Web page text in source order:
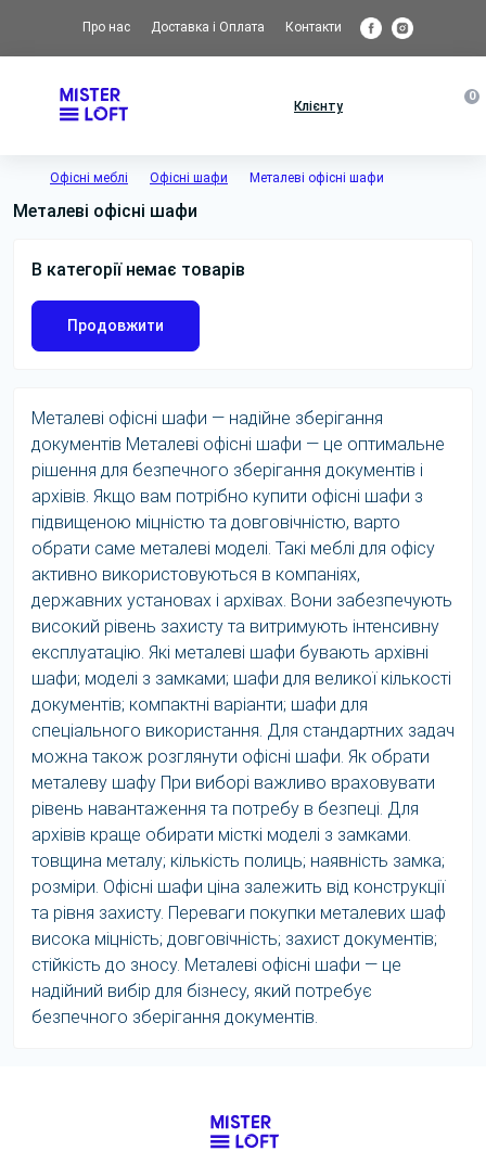
Про нас Доставка і Оплата Контакти
Клієнту
0
Офісні меблі Офісні шафи Металеві офісні шафи
Металеві офісні шафи
В категорії немає товарів
Продовжити
Металеві офісні шафи — надійне зберігання
документів Металеві офісні шафи — це оптимальне
рішення для безпечного зберігання документів і
архівів. Якщо вам потрібно купити офісні шафи з
підвищеною міцністю та довговічністю, варто
обрати саме металеві моделі. Такі меблі для офісу
активно використовуються в компаніях,
державних установах і архівах. Вони забезпечують
високий рівень захисту та витримують інтенсивну
експлуатацію. Які металеві шафи бувають архівні
шафи; моделі з замками; шафи для великої кількості
документів; компактні варіанти; шафи для
спеціального використання. Для стандартних задач
можна також розглянути офісні шафи. Як обрати
металеву шафу При виборі важливо враховувати
рівень навантаження та потребу в безпеці. Для
архівів краще обирати місткі моделі з замками.
товщина металу; кількість полиць; наявність замка;
розміри. Офісні шафи ціна залежить від конструкції
та рівня захисту. Переваги покупки металевих шаф
висока міцність; довговічність; захист документів;
стійкість до зносу. Металеві офісні шафи — це
надійний вибір для бізнесу, який потребує
безпечного зберігання документів.